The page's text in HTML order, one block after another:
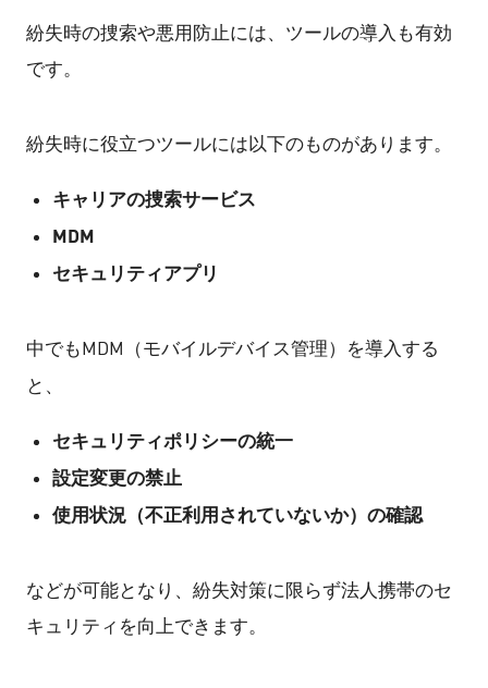
紛失時の捜索や悪用防止には、ツールの導入も有効
です。
紛失時に役立つツールには以下のものがあります。
キャリアの捜索サービス
MDM
セキュリティアプリ
中でもMDM（モバイルデバイス管理）を導入する
と、
セキュリティポリシーの統一
設定変更の禁止
使用状況（不正利用されていないか）の確認
などが可能となり、紛失対策に限らず法人携帯のセ
キュリティを向上できます。